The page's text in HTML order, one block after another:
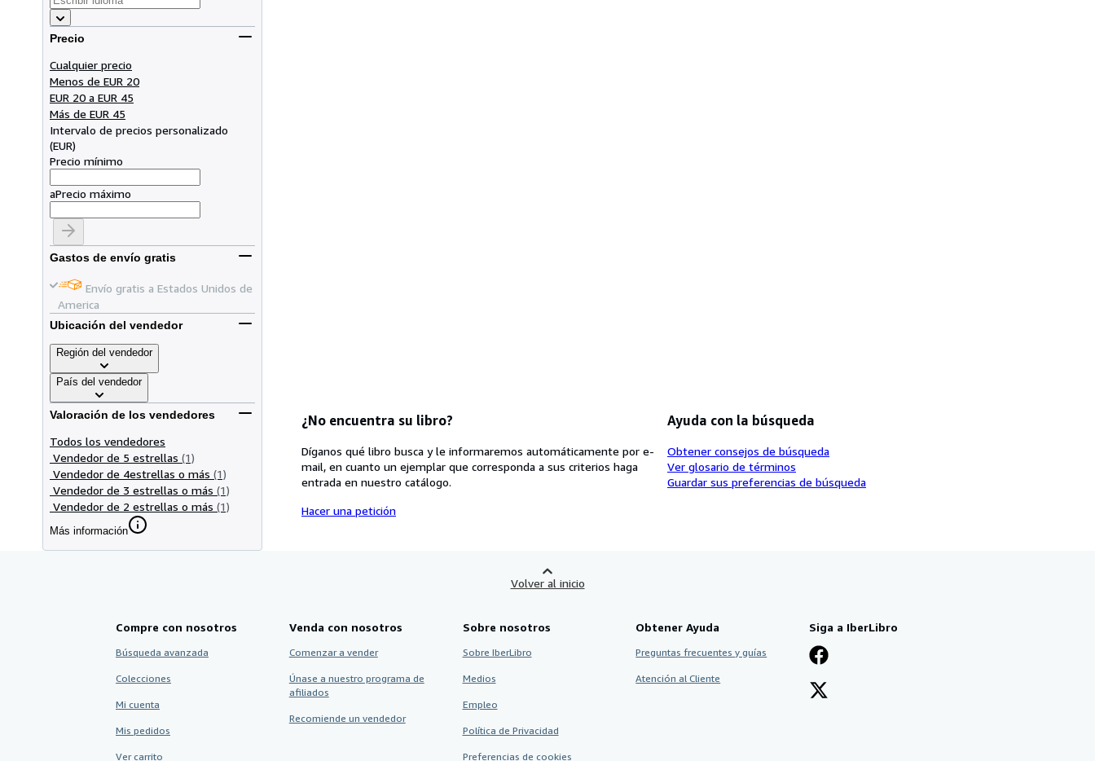
Precio
Cualquier precio
Menos de EUR 20
EUR 20 a EUR 45
Más de EUR 45
Intervalo de precios personalizado
(EUR)
Precio mínimo
aPrecio máximo
Gastos de envío gratis
Envío gratis a Estados Unidos de
America
Ubicación del vendedor
Región del vendedor
País del vendedor
Valoración de los vendedores
Todos los vendedores
Vendedor de 5 estrellas (1)
Vendedor de 4estrellas o más (1)
Vendedor de 3 estrellas o más (1)
Vendedor de 2 estrellas o más (1)
Más información
¿No encuentra su libro?
Díganos qué libro busca y le informaremos automáticamente por e-
mail, en cuanto un ejemplar que corresponda a sus criterios haga
entrada en nuestro catálogo.
Hacer una petición
Ayuda con la búsqueda
Obtener consejos de búsqueda
Ver glosario de términos
Guardar sus preferencias de búsqueda
Volver al inicio
Compre con nosotros
Búsqueda avanzada
Colecciones
Mi cuenta
Mis pedidos
Ver carrito
Venda con nosotros
Comenzar a vender
Únase a nuestro programa de
afiliados
Recomiende un vendedor
Sobre nosotros
Sobre IberLibro
Medios
Empleo
Política de Privacidad
Preferencias de cookies
Obtener Ayuda
Preguntas frecuentes y guías
Atención al Cliente
Siga a IberLibro